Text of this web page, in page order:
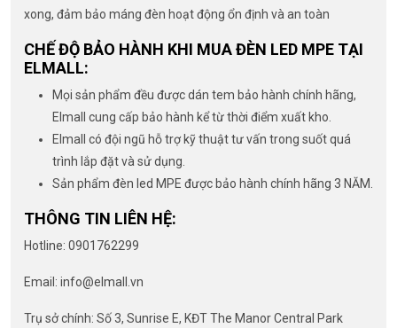
xong, đảm bảo máng đèn hoạt động ổn định và an toàn
CHẾ ĐỘ BẢO HÀNH KHI MUA ĐÈN LED MPE TẠI
ELMALL:
Mọi sản phẩm đều được dán tem bảo hành chính hãng,
Elmall cung cấp bảo hành kể từ thời điểm xuất kho.
Elmall có đội ngũ hỗ trợ kỹ thuật tư vấn trong suốt quá
trình lắp đặt và sử dụng.
Sản phẩm đèn led MPE được bảo hành chính hãng 3 NĂM.
THÔNG TIN LIÊN HỆ:
Hotline: 0901762299
Email: info@elmall.vn
Trụ sở chính: Số 3, Sunrise E, KĐT The Manor Central Park